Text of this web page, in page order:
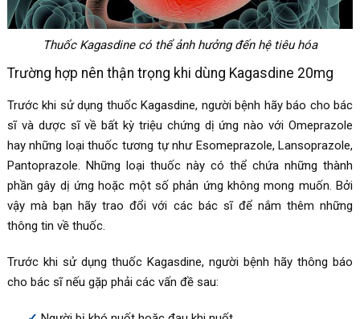
Thuốc Kagasdine có thể ảnh hưởng đến hệ tiêu hóa
Trường hợp nên thận trọng khi dùng Kagasdine 20mg
Trước khi sử dụng thuốc Kagasdine, người bệnh hãy báo cho bác
sĩ và dược sĩ về bất kỳ triệu chứng dị ứng nào với Omeprazole
hay những loại thuốc tương tự như Esomeprazole, Lansoprazole,
Pantoprazole. Những loại thuốc này có thể chứa những thành
phần gây dị ứng hoặc một số phản ứng không mong muốn. Bởi
vậy mà bạn hãy trao đổi với các bác sĩ để nắm thêm những
thông tin về thuốc.
Trước khi sử dụng thuốc Kagasdine, người bệnh hãy thông báo
cho bác sĩ nếu gặp phải các vấn đề sau: